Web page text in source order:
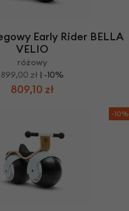
Early Rider BELLA
VELIO
różowy
899,00 zł | -10%
809,10 zł
-10%